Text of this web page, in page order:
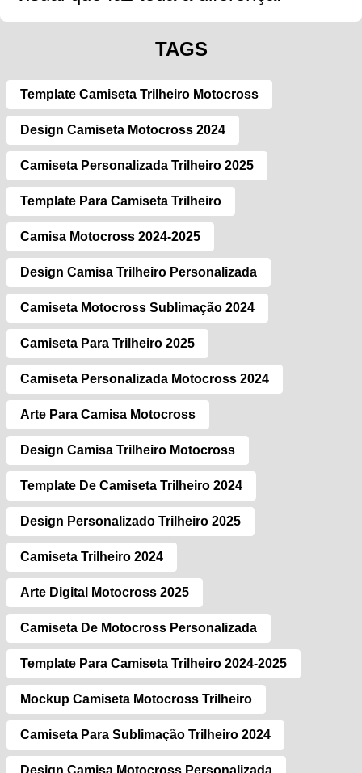
TAGS
Template Camiseta Trilheiro Motocross
Design Camiseta Motocross 2024
Camiseta Personalizada Trilheiro 2025
Template Para Camiseta Trilheiro
Camisa Motocross 2024-2025
Design Camisa Trilheiro Personalizada
Camiseta Motocross Sublimação 2024
Camiseta Para Trilheiro 2025
Camiseta Personalizada Motocross 2024
Arte Para Camisa Motocross
Design Camisa Trilheiro Motocross
Template De Camiseta Trilheiro 2024
Design Personalizado Trilheiro 2025
Camiseta Trilheiro 2024
Arte Digital Motocross 2025
Camiseta De Motocross Personalizada
Template Para Camiseta Trilheiro 2024-2025
Mockup Camiseta Motocross Trilheiro
Camiseta Para Sublimação Trilheiro 2024
Design Camisa Motocross Personalizada